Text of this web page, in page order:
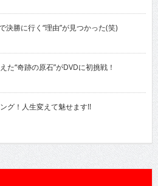
勝に行く“理由”が見つかった(笑)
“奇跡の原石”がDVDに初挑戦！
グ！人生変えて魅せます!!